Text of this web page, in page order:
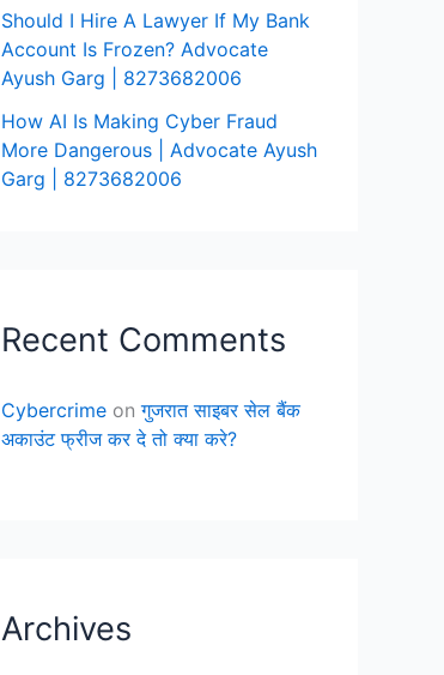
Should I Hire A Lawyer If My Bank
Account Is Frozen? Advocate
Ayush Garg | 8273682006
How AI Is Making Cyber Fraud
More Dangerous | Advocate Ayush
Garg | 8273682006
Recent Comments
Cybercrime onगुजरात साइबर सेल बैंक
अकाउंट फ्रीज कर दे तो क्या करे?
Archives